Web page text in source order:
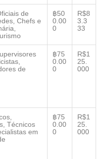
de
Chefs e
฿50
0.00
0
R$8
3.3
33
de
฿75
0.00
0
R$1
25.
000
Técnicos
em
฿75
0.00
0
R$1
25.
000